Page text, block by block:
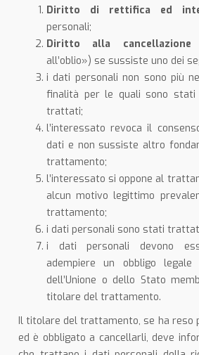
Diritto di rettifica
ed
personali;
Diritto alla cancellazione
all’oblio») se sussiste uno dei
i dati personali non sono più
finalità per le quali sono
trattati;
l’interessato revoca il
dati e non sussiste altro
trattamento;
l’interessato si oppone al
alcun motivo legittimo
trattamento;
i dati personali sono stati
i dati personali devono
adempiere un obbligo
dell’Unione o dello Stato
titolare del trattamento.
Il titolare del trattamento, se ha reso
ed è obbligato a cancellarli, deve